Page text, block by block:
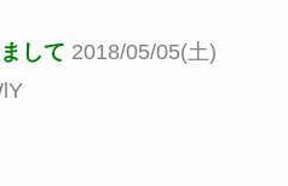
して 2018/05/05(土)